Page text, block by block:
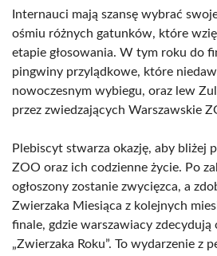
Internauci mają szansę wybrać
ośmiu różnych gatunków, które
etapie głosowania. W tym roku do
pingwiny przylądkowe, które
nowoczesnym wybiegu, oraz lew
przez zwiedzających Warszawskie
Plebiscyt stwarza okazję, aby bliżej
ZOO oraz ich codzienne życie. Po
ogłoszony zostanie zwycięzca, a
Zwierzaka Miesiąca z kolejnych
finale, gdzie warszawiacy zdecydują
„Zwierzaka Roku”. To wydarzenie z